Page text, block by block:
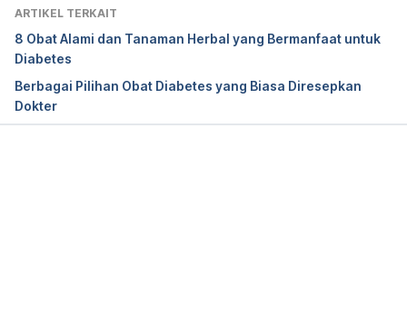
Januvia.
type=full#Storage. Diakses 3 Agustus 2018.
ARTIKEL TERKAIT
8 Obat Alami dan Tanaman Herbal yang Bermanfaat untuk
Diabetes
Berbagai Pilihan Obat Diabetes yang Biasa Diresepkan
Dokter